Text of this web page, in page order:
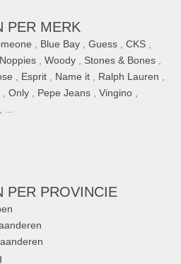
PER MERK
Blue Bay Guess CKS
Noppies Woody Stones & Bones
Esprit Name it Ralph Lauren
Only Pepe Jeans Vingino
PER PROVINCIE